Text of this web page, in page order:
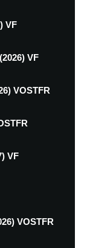
VF
VF
VOSTFR
VF
VOSTFR